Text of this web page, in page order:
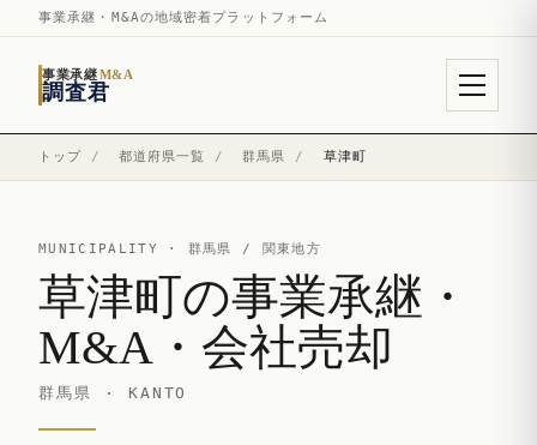
事業承継・M&Aの地域密着プラットフォーム
事業承継M&A
調査君
トップ / 都道府県一覧 / 群馬県 / 草津町
MUNICIPALITY · 群馬県 / 関東地方
草津町の事業承継・
M&A・会社売却
群馬県 · KANTO